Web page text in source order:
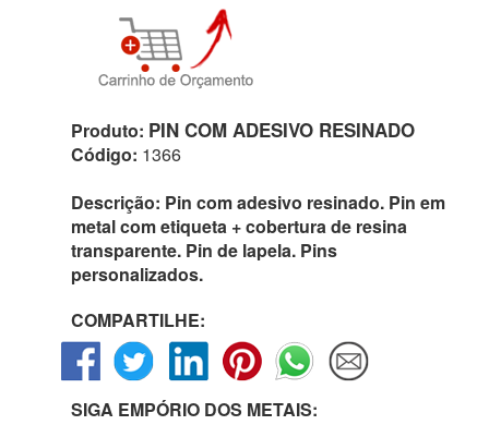
Produto: PIN COM ADESIVO RESINADO
Código: 1366
Descrição: Pin com adesivo resinado. Pin em
metal com etiqueta + cobertura de resina
transparente. Pin de lapela. Pins
personalizados.
COMPARTILHE:
SIGA EMPÓRIO DOS METAIS: